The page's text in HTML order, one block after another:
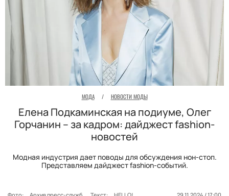
МОДА / НОВОСТИ МОДЫ
Елена Подкаминская на подиуме, Олег
Горчанин – за кадром: дайджест fashion-
новостей
Модная индустрия дает поводы для обсуждения нон-стоп.
Представляем дайджест fashion-событий.